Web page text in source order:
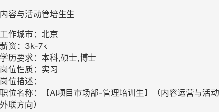
内容与活动管培生生
工作城市：北京
薪资：3k-7k
学历要求：本科,硕士,博士
岗位性质：实习
岗位描述：
职位名称：【AI项目市场部-管理培训生】（内容运营与活动
外联方向）